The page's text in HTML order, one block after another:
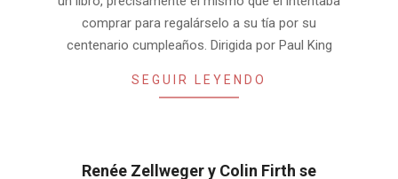
comprar para regalárselo a su tía por su
centenario cumpleaños. Dirigida por Paul King
SEGUIR LEYENDO
Renée Zellweger y Colin Firth se